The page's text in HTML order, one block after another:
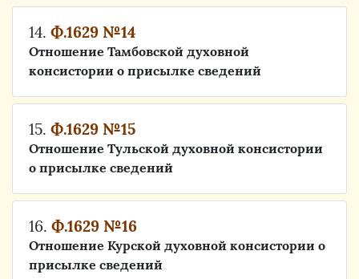
14. Ф.1629 №14
Отношение Тамбовской духовной
консистории о присылке сведений
15. Ф.1629 №15
Отношение Тульской духовной консистории
о присылке сведений
16. Ф.1629 №16
Отношение Курской духовной консистории о
присылке сведений